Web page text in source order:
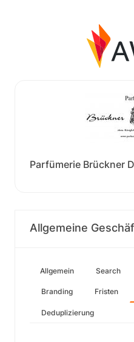
Parfümerie Brückner
Allgemeine
Allgemein Search
Branding Fristen
Deduplizierung